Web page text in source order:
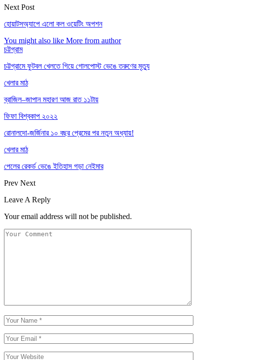
Next Post
হোয়াটসঅ্যাপে এলো কল ওয়েটিং অপশন
You might also like More from author
চট্টগ্রাম
চট্টগ্রামে ফুটবল খেলতে গিয়ে গোলপোস্ট ভেঙে তরুণের মৃত্যু
খেলার মাঠ
ব্রাজিল–জাপান মহারণ আজ রাত ১১টায়
ফিফা বিশ্বকাপ ২০২২
রোনালদো-জর্জিনার ১০ বছর প্রেমের পর নতুন অধ্যায়!
খেলার মাঠ
পেলের রেকর্ড ভেঙে ইতিহাস গড়া নেইমার
Prev Next
Leave A Reply
Your email address will not be published.